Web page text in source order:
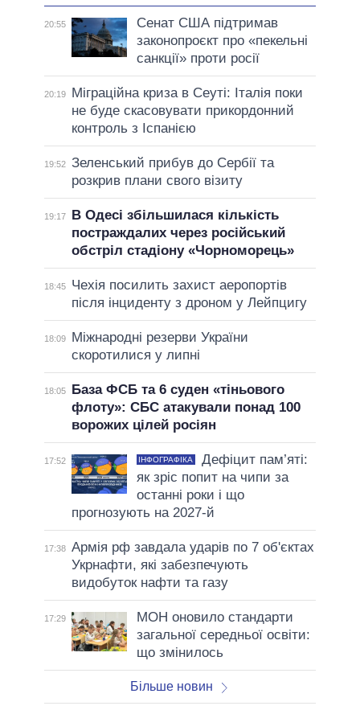
20:55
Сенат США підтримав
законопроєкт про «пекельні
санкції» проти росії
20:19
Міграційна криза в Сеуті: Італія поки
не буде скасовувати прикордонний
контроль з Іспанією
19:52 Зеленський прибув до Сербії та
розкрив плани свого візиту
19:17
В Одесі збільшилася кількість
постраждалих через російський
обстріл стадіону «Чорноморець»
18:45
Чехія посилить захист аеропортів
після інциденту з дроном у Лейпцигу
18:09
Міжнародні резерви України
скоротилися у липні
18:05
База ФСБ та 6 суден «тіньового
флоту»: СБС атакували понад 100
ворожих цілей росіян
17:52 ІНФОГРАФІКА
Дефіцит пам’яті:
як зріс попит на чипи за
останні роки і що
прогнозують на 2027-й
17:38 Армія рф завдала ударів по 7 об'єктах
Укрнафти, які забезпечують
видобуток нафти та газу
17:29
МОН оновило стандарти
загальної середньої освіти:
що змінилось
Більше новин